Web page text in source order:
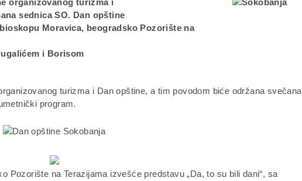
organizovanog turizma i
sednica SO. Dan opštine
Moravica, beogradsko Pozorište na
i Borisom
turizma i Dan opštine, a tim povodom biće održana svečana
program.
Pozorište na Terazijama izvešće predstavu „Da, to su bili dani“, sa